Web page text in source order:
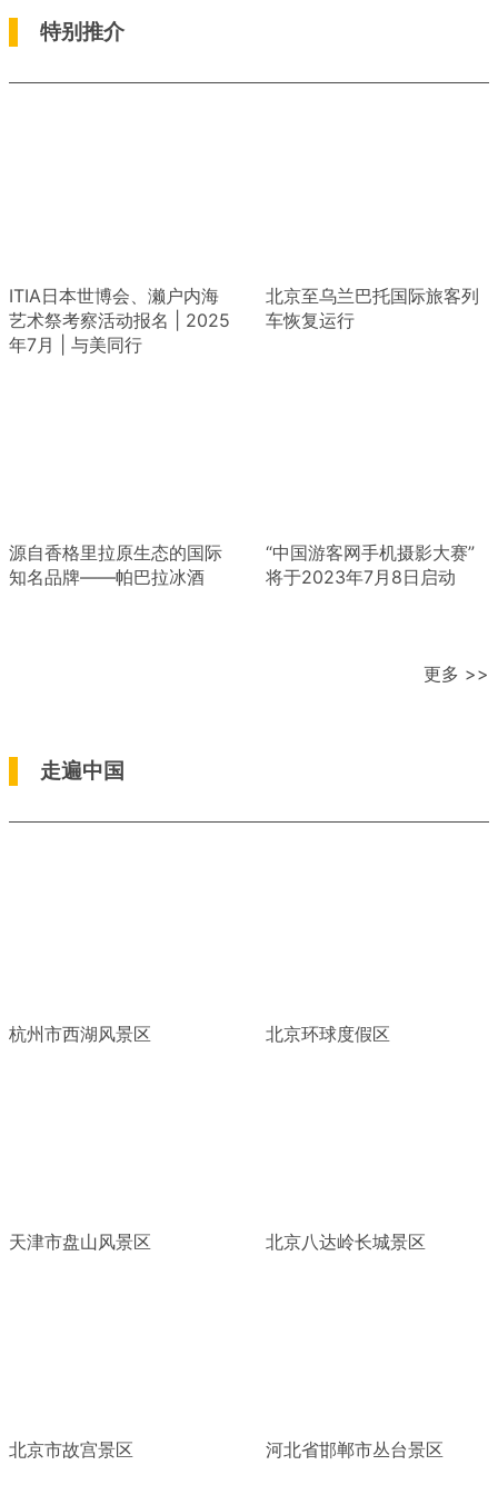
特别推介
ITIA日本世博会、濑户内海
艺术祭考察活动报名 | 2025
年7月 | 与美同行
北京至乌兰巴托国际旅客列
车恢复运行
源自香格里拉原生态的国际
知名品牌——帕巴拉冰酒
“中国游客网手机摄影大赛”
将于2023年7月8日启动
更多 >>
走遍中国
杭州市西湖风景区 北京环球度假区
天津市盘山风景区 北京八达岭长城景区
北京市故宫景区 河北省邯郸市丛台景区